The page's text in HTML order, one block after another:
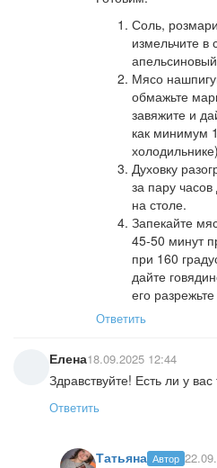
Соль,
измельчите в
Мясо
обмажьте
завяжите и
как минимум
Духовку
за пару часов
на столе.
Запекайте
45-50 минут
при 160
дайте
его
Ответить
Елена18.09.2025 12:44
Здравствуйте! Есть ли у
Ответить
Татьяна Автор